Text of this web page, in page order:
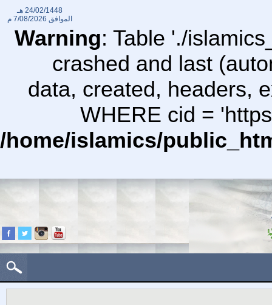
Warning: Table './
crashed and last
data, created, headers,
WHERE cid =
/home/islamics/
24/02/1448 هـ
الموافق 7/08/2026 م